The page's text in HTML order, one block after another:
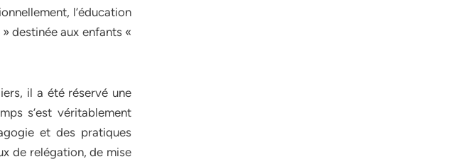
l’éducation
destinée aux enfants «
il a été réservé une
s’est véritablement
et des pratiques
de relégation, de mise